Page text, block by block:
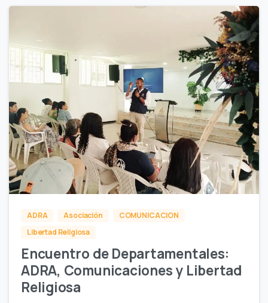
0
ADRA Asociación
COMUNICACION
Libertad Religiosa
Encuentro de Departamentales:
ADRA, Comunicaciones y Libertad
Religiosa